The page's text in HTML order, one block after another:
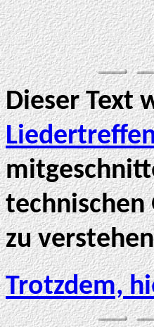
Dieser Text
technischen
zu
Trotzdem,